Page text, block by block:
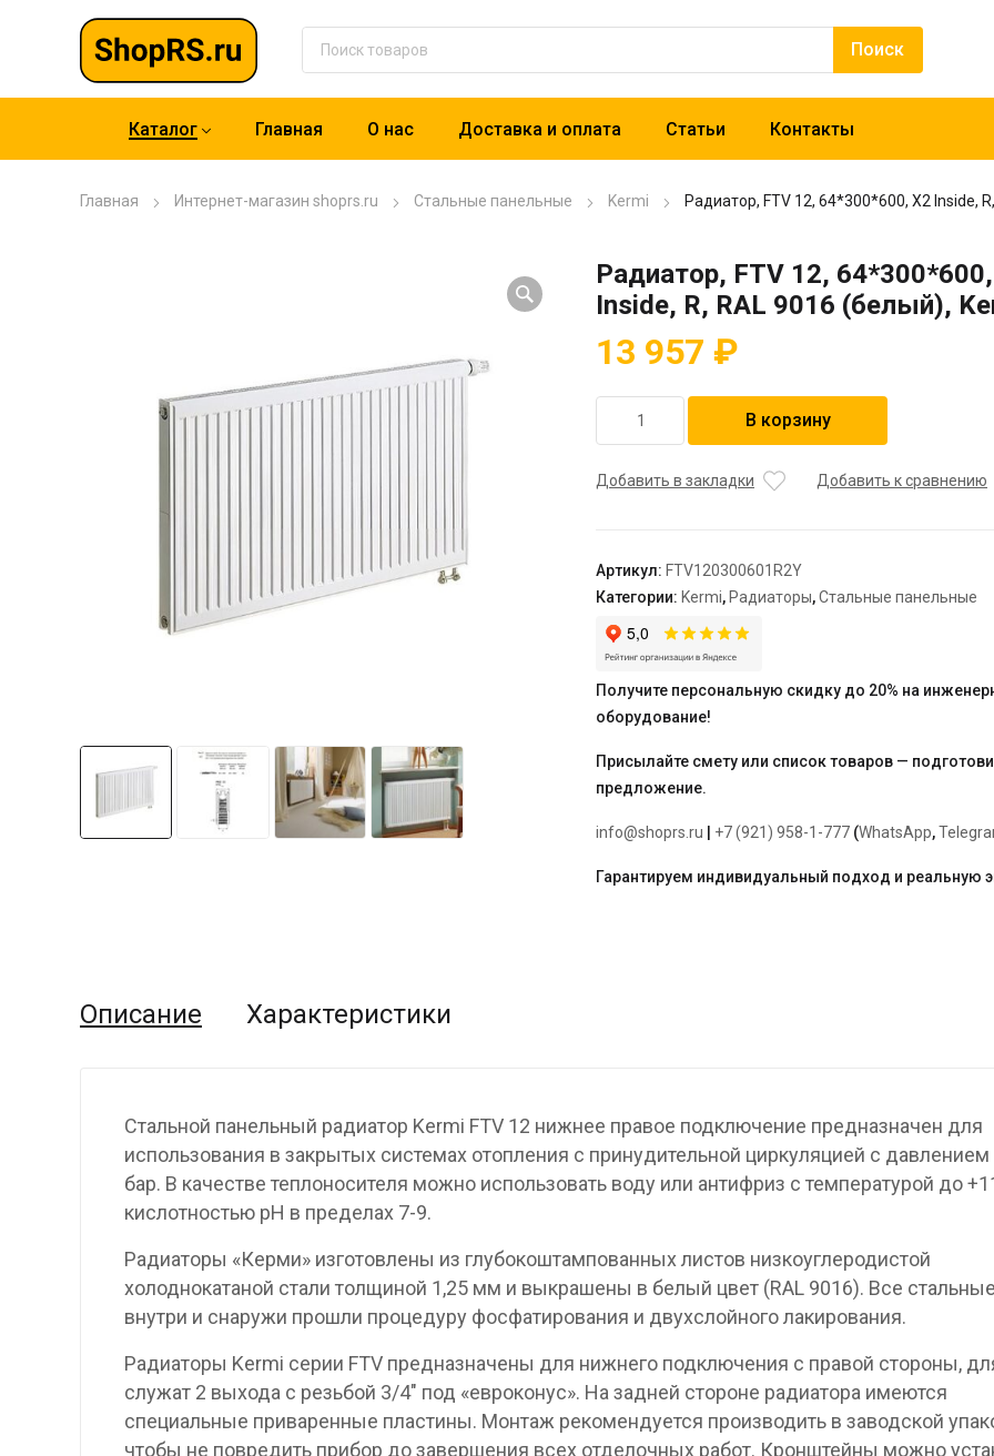
Каталог Главная О нас Доставка и оплата Статьи Контакты
Главная Интернет-магазин shoprs.ru Стальные панельные Kermi Радиатор, FTV 12, 64*300*600, X2 Inside,
Радиатор, FTV 12,
Inside, R, RAL 9016 (белый),
13 957 ₽
товара
FTV
Inside,
R,
RAL
9016
Kermi
В корзину
Добавить в закладки Добавить к сравнению
Артикул: FTV120300601R2Y
Категории: Kermi, Радиаторы,Стальные панельные
Получите персональную скидку до 20% на
оборудование!
Присылайте смету или список товаров —
предложение.
info@shoprs.ru +7 (921) 958-1-777 (WhatsApp,
Гарантируем индивидуальный подход и реальную
Описание Характеристики
Стальной панельный радиатор Kermi FTV 12 нижнее правое подключение предназначен для
использования в закрытых системах отопления с принудительной циркуляцией с
бар. В качестве теплоносителя можно использовать воду или антифриз с температурой до
кислотностью pH в пределах 7-9.
Радиаторы «Керми» изготовлены из глубокоштампованных листов низкоуглеродистой
холоднокатаной стали толщиной 1,25 мм и выкрашены в белый цвет (RAL 9016). Все
внутри и снаружи прошли процедуру фосфатирования и двухслойного лакирования.
Радиаторы Kermi серии FTV предназначены для нижнего подключения с правой стороны,
служат 2 выхода с резьбой 3/4″ под «евроконус». На задней стороне радиатора имеются
специальные приваренные пластины. Монтаж рекомендуется производить в заводской
чтобы не повредить прибор до завершения всех отделочных работ. Кронштейны можно